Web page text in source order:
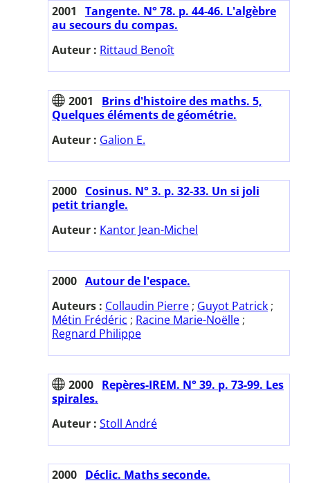
2001
Tangente. N° 78. p. 44-46. L'algèbre
au secours du compas.
Auteur : Rittaud Benoît
2001
Brins d'histoire des maths. 5,
Quelques éléments de géométrie.
Auteur : Galion E.
2000 Cosinus. N° 3. p. 32-33. Un si joli
petit triangle.
Auteur : Kantor Jean-Michel
2000 Autour de l'espace.
Auteurs : Collaudin Pierre ; Guyot Patrick ;
Métin Frédéric ; Racine Marie-Noëlle ;
Regnard Philippe
2000 Repères-IREM. N° 39. p. 73-99. Les
spirales.
Auteur : Stoll André
2000 Déclic. Maths seconde.